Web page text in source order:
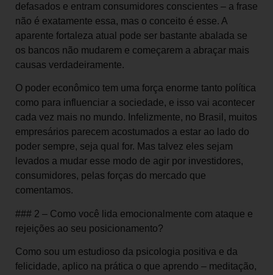
defasados e entram consumidores conscientes – a frase
não é exatamente essa, mas o conceito é esse. A
aparente fortaleza atual pode ser bastante abalada se
os bancos não mudarem e começarem a abraçar mais
causas verdadeiramente.
O poder econômico tem uma força enorme tanto política
como para influenciar a sociedade, e isso vai acontecer
cada vez mais no mundo. Infelizmente, no Brasil, muitos
empresários parecem acostumados a estar ao lado do
poder sempre, seja qual for. Mas talvez eles sejam
levados a mudar esse modo de agir por investidores,
consumidores, pelas forças do mercado que
comentamos.
### 2 – Como você lida emocionalmente com ataque e
rejeições ao seu posicionamento?
Como sou um estudioso da psicologia positiva e da
felicidade, aplico na prática o que aprendo – meditação,